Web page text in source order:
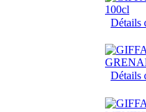
Détails
Détails